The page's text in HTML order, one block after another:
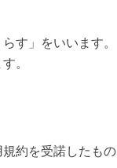
す」をいいます。
。
約を受諾したもの